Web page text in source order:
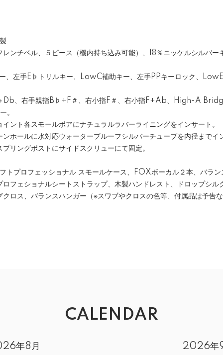
ンチベル、５ピース（機内持ち込み可能）、18％ニッケルシルバー
、左手E♭トリルキー、LowC補助キー、左手PPキーロック、
Db、右手親指B♭+F＃、右小指F＃、右小指F+Ab、High-A
。
ント各スモールボアにナチュラルラバーライニングをインサート。
ホールに水対応ウォータープルーフシルバーチューブを内径までイ
リングポストにサイドスクリューにて固定。
プロフェッショナル スモールケース、FOXボーカル２本、バラン
フェショナルシートストラップ、木製ハンドレスト、ドロップシル
ロス、バランスハンガー（※スワブやクロスの色等、付属品は予告
CALENDAR
年8月 2026年